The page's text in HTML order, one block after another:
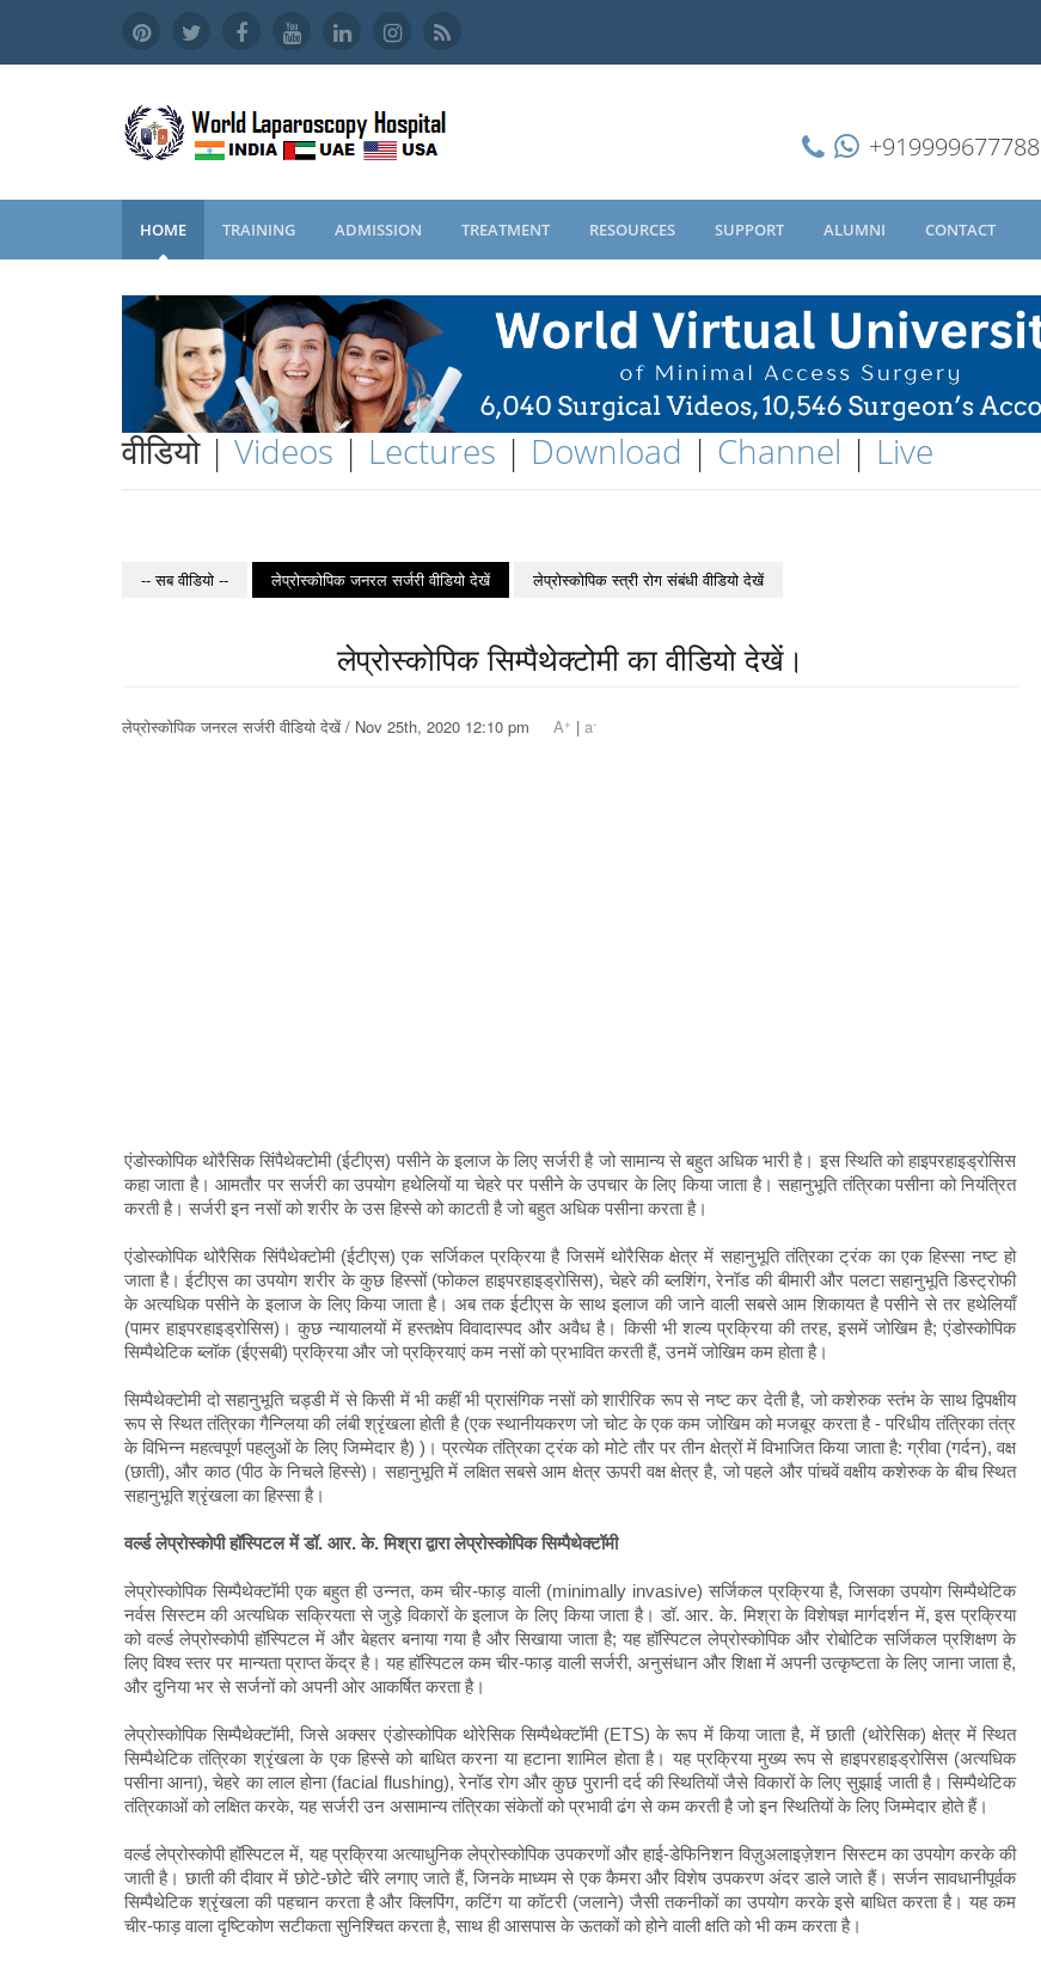
+919999677788
HOME TRAINING ADMISSION TREATMENT RESOURCES SUPPORT ALUMNI CONTACT
वीडियो | Videos | Lectures | Download | Channel | Live
-- सब वीडियो -- लेप्रोस्कोपिक जनरल सर्जरी वीडियो देखें लेप्रोस्कोपिक स्त्री रोग संबंधी वीडियो देखें
लेप्रोस्कोपिक सिम्पैथेक्टोमी का वीडियो देखें।
लेप्रोस्कोपिक जनरल सर्जरी वीडियो देखें / Nov 25th, 2020 12:10 pm A+ | a-
एंडोस्कोपिक थोरैसिक सिंपैथेक्टोमी (ईटीएस) पसीने के इलाज के लिए सर्जरी है जो सामान्य से बहुत अधिक भारी है। इस स्थिति को हाइपरहाइड्रोसिस
कहा जाता है। आमतौर पर सर्जरी का उपयोग हथेलियों या चेहरे पर पसीने के उपचार के लिए किया जाता है। सहानुभूति तंत्रिका पसीना को नियंत्रित
करती है। सर्जरी इन नसों को शरीर के उस हिस्से को काटती है जो बहुत अधिक पसीना करता है।
एंडोस्कोपिक थोरैसिक सिंपैथेक्टोमी (ईटीएस) एक सर्जिकल प्रक्रिया है जिसमें थोरैसिक क्षेत्र में सहानुभूति तंत्रिका ट्रंक का एक हिस्सा नष्ट हो
जाता है। ईटीएस का उपयोग शरीर के कुछ हिस्सों (फोकल हाइपरहाइड्रोसिस), चेहरे की ब्लशिंग, रेनॉड की बीमारी और पलटा सहानुभूति डिस्ट्रोफी
के अत्यधिक पसीने के इलाज के लिए किया जाता है। अब तक ईटीएस के साथ इलाज की जाने वाली सबसे आम शिकायत है पसीने से तर हथेलियाँ
(पामर हाइपरहाइड्रोसिस)। कुछ न्यायालयों में हस्तक्षेप विवादास्पद और अवैध है। किसी भी शल्य प्रक्रिया की तरह, इसमें जोखिम है; एंडोस्कोपिक
सिम्पैथेटिक ब्लॉक (ईएसबी) प्रक्रिया और जो प्रक्रियाएं कम नसों को प्रभावित करती हैं, उनमें जोखिम कम होता है।
सिम्पैथेक्टोमी दो सहानुभूति चड्डी में से किसी में भी कहीं भी प्रासंगिक नसों को शारीरिक रूप से नष्ट कर देती है, जो कशेरुक स्तंभ के साथ द्विपक्षीय
रूप से स्थित तंत्रिका गैन्ग्लिया की लंबी श्रृंखला होती है (एक स्थानीयकरण जो चोट के एक कम जोखिम को मजबूर करता है - परिधीय तंत्रिका तंत्र
के विभिन्न महत्वपूर्ण पहलुओं के लिए जिम्मेदार है) )। प्रत्येक तंत्रिका ट्रंक को मोटे तौर पर तीन क्षेत्रों में विभाजित किया जाता है: ग्रीवा (गर्दन), वक्ष
(छाती), और काठ (पीठ के निचले हिस्से)। सहानुभूति में लक्षित सबसे आम क्षेत्र ऊपरी वक्ष क्षेत्र है, जो पहले और पांचवें वक्षीय कशेरुक के बीच स्थित
सहानुभूति श्रृंखला का हिस्सा है।
वर्ल्ड लेप्रोस्कोपी हॉस्पिटल में डॉ. आर. के. मिश्रा द्वारा लेप्रोस्कोपिक सिम्पैथेक्टॉमी
लेप्रोस्कोपिक सिम्पैथेक्टॉमी एक बहुत ही उन्नत, कम चीर-फाड़ वाली (minimally invasive) सर्जिकल प्रक्रिया है, जिसका उपयोग सिम्पैथेटिक
नर्वस सिस्टम की अत्यधिक सक्रियता से जुड़े विकारों के इलाज के लिए किया जाता है। डॉ. आर. के. मिश्रा के विशेषज्ञ मार्गदर्शन में, इस प्रक्रिया
को वर्ल्ड लेप्रोस्कोपी हॉस्पिटल में और बेहतर बनाया गया है और सिखाया जाता है; यह हॉस्पिटल लेप्रोस्कोपिक और रोबोटिक सर्जिकल प्रशिक्षण के
लिए विश्व स्तर पर मान्यता प्राप्त केंद्र है। यह हॉस्पिटल कम चीर-फाड़ वाली सर्जरी, अनुसंधान और शिक्षा में अपनी उत्कृष्टता के लिए जाना जाता है,
और दुनिया भर से सर्जनों को अपनी ओर आकर्षित करता है।
लेप्रोस्कोपिक सिम्पैथेक्टॉमी, जिसे अक्सर एंडोस्कोपिक थोरेसिक सिम्पैथेक्टॉमी (ETS) के रूप में किया जाता है, में छाती (थोरेसिक) क्षेत्र में स्थित
सिम्पैथेटिक तंत्रिका श्रृंखला के एक हिस्से को बाधित करना या हटाना शामिल होता है। यह प्रक्रिया मुख्य रूप से हाइपरहाइड्रोसिस (अत्यधिक
पसीना आना), चेहरे का लाल होना (facial flushing), रेनॉड रोग और कुछ पुरानी दर्द की स्थितियों जैसे विकारों के लिए सुझाई जाती है। सिम्पैथेटिक
तंत्रिकाओं को लक्षित करके, यह सर्जरी उन असामान्य तंत्रिका संकेतों को प्रभावी ढंग से कम करती है जो इन स्थितियों के लिए जिम्मेदार होते हैं।
वर्ल्ड लेप्रोस्कोपी हॉस्पिटल में, यह प्रक्रिया अत्याधुनिक लेप्रोस्कोपिक उपकरणों और हाई-डेफिनिशन विज़ुअलाइज़ेशन सिस्टम का उपयोग करके की
जाती है। छाती की दीवार में छोटे-छोटे चीरे लगाए जाते हैं, जिनके माध्यम से एक कैमरा और विशेष उपकरण अंदर डाले जाते हैं। सर्जन सावधानीपूर्वक
सिम्पैथेटिक श्रृंखला की पहचान करता है और क्लिपिंग, कटिंग या कॉटरी (जलाने) जैसी तकनीकों का उपयोग करके इसे बाधित करता है। यह कम
चीर-फाड़ वाला दृष्टिकोण सटीकता सुनिश्चित करता है, साथ ही आसपास के ऊतकों को होने वाली क्षति को भी कम करता है।